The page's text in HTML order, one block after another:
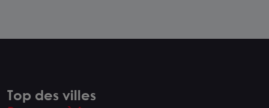
Top des villes